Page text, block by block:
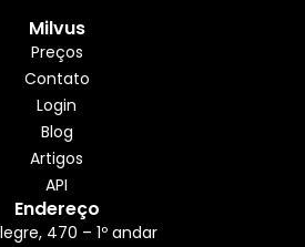
Milvus
Preços
Contato
Login
Blog
Artigos
API
Endereço
470 – 1º andar